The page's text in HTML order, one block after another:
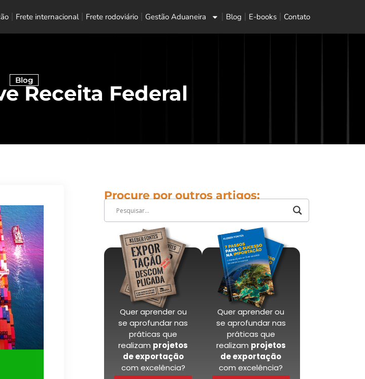
Frete internacional Frete rodoviário Gestão Aduaneira Blog E-books Contato
Blog
Receita Federal
Procure por outros artigos:
Quer aprender ou
se aprofundar nas
práticas que
realizam projetos
de exportação
com excelência?
Quer aprender ou
se aprofundar nas
práticas que
realizam projetos
de exportação
com excelência?